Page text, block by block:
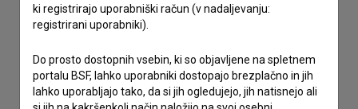
zbiranje, hrambo in obdelavo osebnih podatkov.
ki registrirajo uporabniški račun (v nadaljevanju:
registrirani uporabniki).
Do prosto dostopnih vsebin, ki so objavljene na spletnem
portalu BSF, lahko uporabniki dostopajo brezplačno in jih
lahko uporabljajo tako, da si jih ogledujejo, jih natisnejo ali